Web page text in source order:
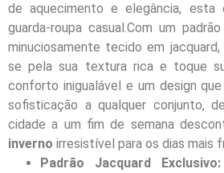
de aquecimento e elegância, esta
guarda-roupa casual.Com um
minuciosamente tecido em
se pela sua textura rica e toque
conforto inigualável e um design
sofisticação a qualquer conjunto,
cidade a um fim de semana
inverno irresistível para os dias mais
Padrão Jacquard Exclusivo: